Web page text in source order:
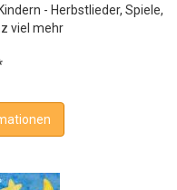
- Herbstlieder, Spiele,
viel mehr